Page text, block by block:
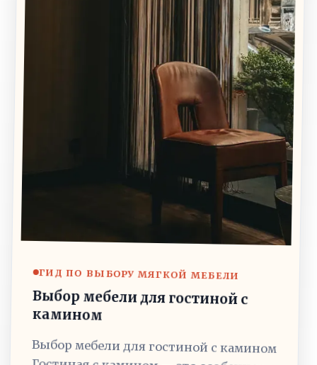
ГИД ПО ВЫБОРУ МЯГКОЙ МЕБЕЛИ
Выбор мебели для гостиной с
камином
Выбор мебели для гостиной с камином
Гостиная с камином — это особенное
пространство, которое располагает к